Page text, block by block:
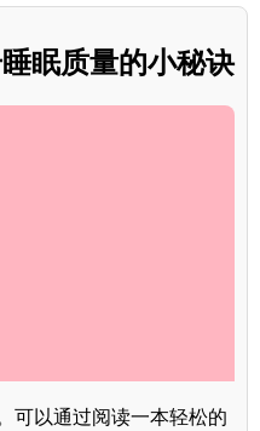
眠质量的小秘诀
可以通过阅读一本轻松的